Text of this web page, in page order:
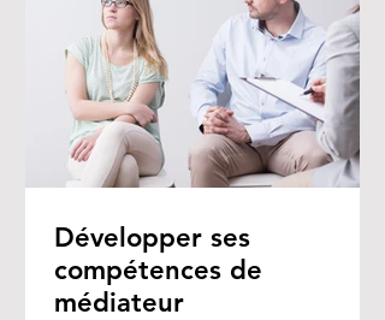
Développer ses
compétences de
médiateur